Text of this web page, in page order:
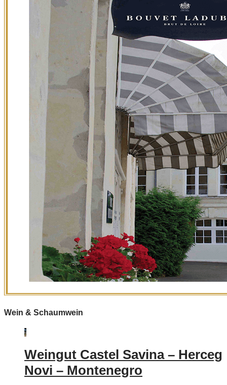
Wein & Schaumwein
Weingut Castel Savina – Herceg
Novi – Montenegro